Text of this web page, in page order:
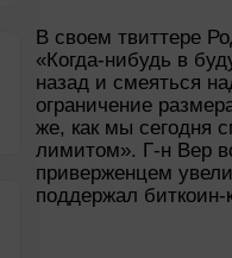
В своем твиттере
«Когда-нибудь в
назад и смеяться
ограничение
же, как мы сегодня
лимитом». Г-н Вер
приверженцем
поддержал